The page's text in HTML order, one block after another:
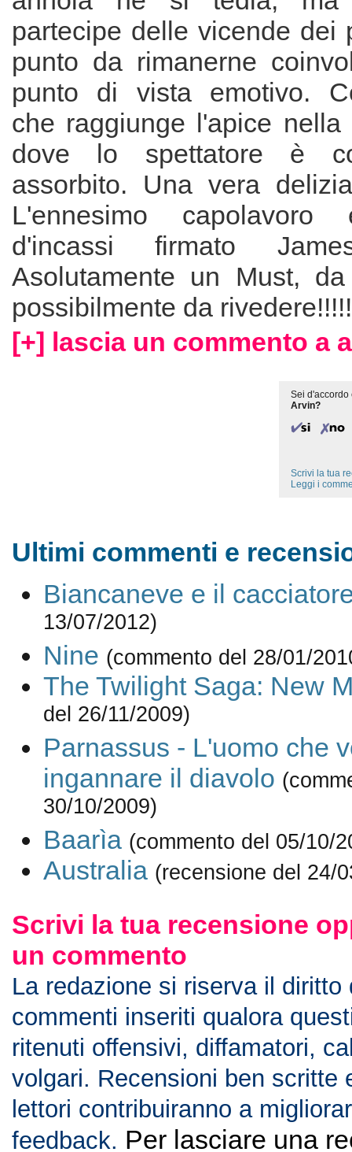
partecipe delle vicende dei
punto da rimanerne
punto di vista emotivo.
che raggiunge l'apice
dove lo spettatore è
assorbito. Una vera
L'ennesimo capolavoro
d'incassi firmato
Asolutamente un Must,
possibilmente da rivedere!!!!!
[+] lascia un commento a
Sei d'accordo
Arvin?
Scrivi la tua
Leggi i
Ultimi commenti e
Biancaneve e il
13/07/2012)
Nine (commento del 28/01/
The Twilight Saga: New
del 26/11/2009)
Parnassus - L'uomo che
ingannare il diavolo
30/10/2009)
Baarìa (commento del 05/10/
Australia (recensione del 24/
Scrivi la tua recensione
un commento
La redazione si riserva il diritto
commenti inseriti qualora
ritenuti offensivi, diffamatori,
volgari. Recensioni ben scritte
lettori contribuiranno a
feedback. Per lasciare una